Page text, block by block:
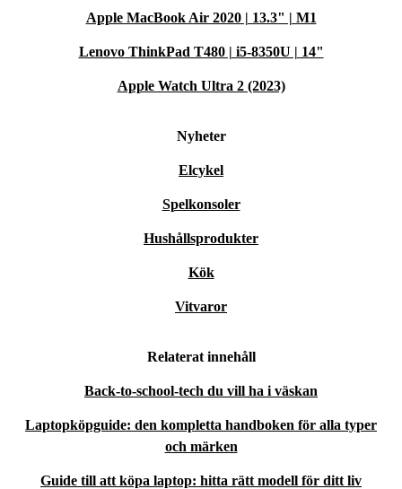
Apple MacBook Air 2020 | 13.3" | M1
Lenovo ThinkPad T480 | i5-8350U | 14"
Apple Watch Ultra 2 (2023)
Nyheter
Elcykel
Spelkonsoler
Hushållsprodukter
Kök
Vitvaror
Relaterat innehåll
Back-to-school-tech du vill ha i väskan
Laptopköpguide: den kompletta handboken för alla typer
och märken
Guide till att köpa laptop: hitta rätt modell för ditt liv